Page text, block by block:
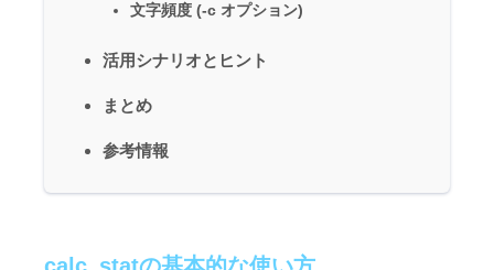
文字頻度 (-c オプション)
活用シナリオとヒント
まとめ
参考情報
calc_statの基本的な使い方